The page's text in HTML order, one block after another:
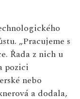
„Pracujeme s
Řada z nich u
pozici
nebo
a dodala,